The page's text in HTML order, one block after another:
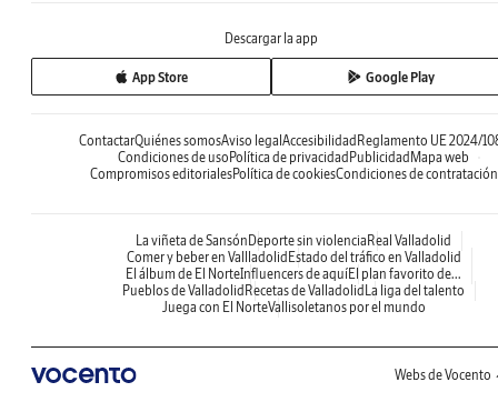
Descargar la app
App Store Google Play
ContactarQuiénes somosAviso legal Accesibilidad Reglamento UE 2024/
Condiciones de uso Política de privacidad Publicidad Mapa web
Compromisos editorialesPolítica de cookiesCondiciones de contratación
La viñeta de Sansón Deporte sin violencia Real Valladolid
Comer y beber en Vallladolid Estado del tráfico en Valladolid
El álbum de El NorteInfluencers de aquíEl plan favorito de...
Pueblos de Valladolid Recetas de Valladolid La liga del talento
Juega con El NorteVallisoletanos por el mundo
Webs de Vocento